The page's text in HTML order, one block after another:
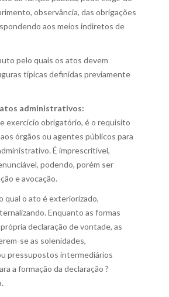
observância, das obrigações
aos meios indiretos de
pelo quais os atos devem
típicas definidas previamente
administrativos:
exercício obrigatório, é o requisito
órgãos ou agentes públicos para
É imprescritível,
podendo, porém ser
e avocação.
qual o ato é exteriorizado,
Enquanto as formas
declaração de vontade, as
se as solenidades,
pressupostos intermediários
a formação da declaração ?